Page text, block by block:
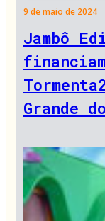
9 de maio de 2024
Jambô
Grande